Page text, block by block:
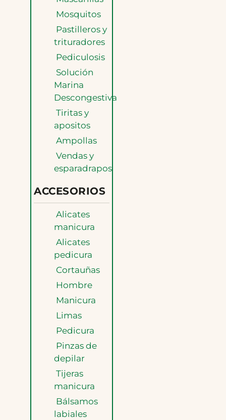
Mosquitos
Pastilleros y
trituradores
Pediculosis
Solución
Marina
Descongestiva
Tiritas y
apositos
Ampollas
Vendas y
esparadrapos
ACCESORIOS
Alicates
manicura
Alicates
pedicura
Cortauñas
Hombre
Manicura
Limas
Pedicura
Pinzas de
depilar
Tijeras
manicura
Bálsamos
labiales